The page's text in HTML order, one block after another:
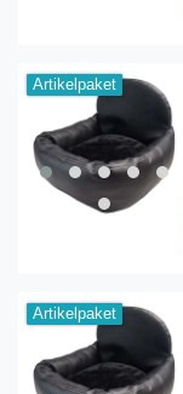
Artikelpaket
Artikelpaket